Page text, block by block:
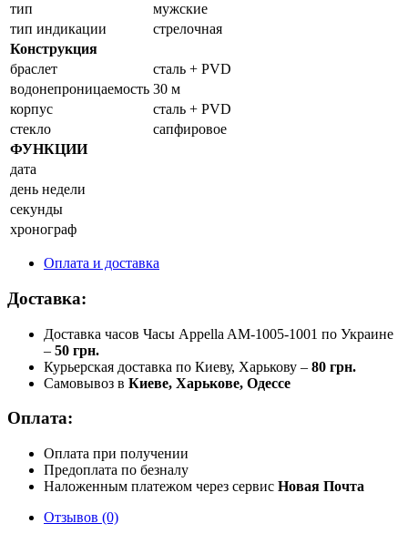
тип
мужские
тип индикации
стрелочная
Конструкция
браслет
сталь + PVD
водонепроницаемость 30 м
корпус
сталь + PVD
стекло
сапфировое
ФУНКЦИИ
дата
день недели
секунды
хронограф
Оплата и доставка
Доставка:
Доставка часов Часы Appella AM-1005-1001 по Украине
– 50 грн.
Курьерская доставка по Киеву, Харькову – 80 грн.
Самовывоз в Киеве, Харькове, Одессе
Оплата:
Оплата при получении
Предоплата по безналу
Наложенным платежом через сервис Новая Почта
Отзывов (0)